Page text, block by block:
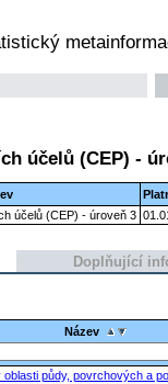
účelů (CEP) -
účelů (CEP) - úroveň 3
Doplňující
Název
půdy, povrchových a